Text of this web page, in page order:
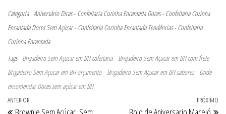
Categoria Aniversário Dicas - Confeitaria Cozinha Encantada Doces - Confeitaria Cozinha
Encantada Doces Sem Açúcar - Confeitaria Cozinha Encantada Tendências - Confeitaria
Cozinha Encantada
Tags Brigadeiro Sem Açucar em BH cofeitaria
Brigadeiro Sem Açucar em BH com frete
Brigadeiro Sem Açucar em BH orçamento
Brigadeiro Sem Açucar em BH sabores
Onde
encomendar Doces sem açúcar em BH
Navegação de Post
Post anterior
ANTERIOR PRÓXIMO